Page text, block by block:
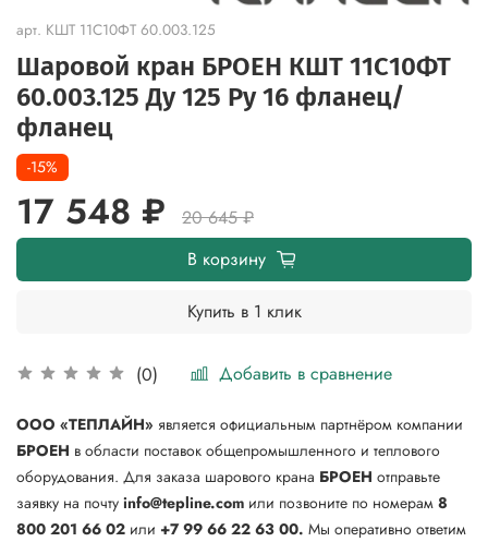
арт. КШТ 11С10ФТ 60.003.125
Шаровой кран БРОЕН КШТ 11С10ФТ
60.003.125 Ду 125 Ру 16 фланец/
фланец
(0) Добавить в сравнение
-15%
17 548 ₽
20 645 ₽
В корзину
Купить в 1 клик
ООО «ТЕПЛАЙН» является официальным партнёром компании
БРОЕН в области поставок общепромышленного и теплового
оборудования. Для заказа шарового крана БРОЕН отправьте
заявку на почту info@tepline.com или позвоните по номерам 8
800 201 66 02 или +7 99 66 22 63 00. Мы оперативно ответим